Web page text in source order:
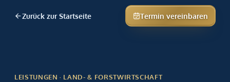
Zurück zur Startseite Termin vereinbaren
LEISTUNGEN · LAND- & FORSTWIRTSCHAFT